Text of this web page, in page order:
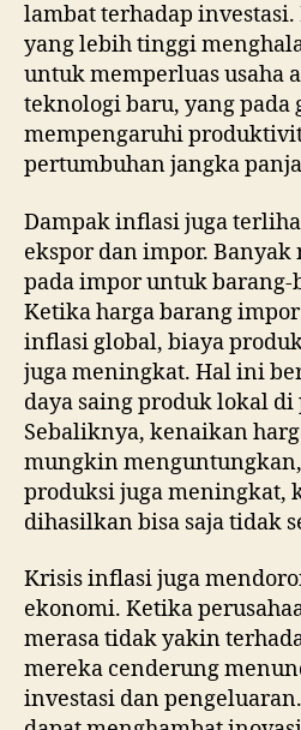
lambat terhadap
yang lebih tinggi
untuk memperluas usaha
teknologi baru, yang
mempengaruhi
pertumbuhan jangka
Dampak inflasi juga
ekspor dan impor.
pada impor untuk
Ketika harga barang
inflasi global, biaya
juga meningkat. Hal ini
daya saing produk lokal
Sebaliknya, kenaikan
mungkin
produksi juga meningkat,
dihasilkan bisa saja tidak
Krisis inflasi juga
ekonomi. Ketika
merasa tidak yakin
mereka cenderung
investasi dan